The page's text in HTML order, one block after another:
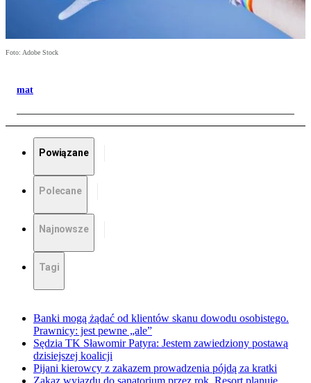
Foto: Adobe Stock
mat
Powiązane
Polecane
Najnowsze
Tagi
Banki mogą żądać od klientów skanu dowodu osobistego.
Prawnicy: jest pewne „ale”
Sędzia TK Sławomir Patyra: Jestem zawiedziony postawą
dzisiejszej koalicji
Pijani kierowcy z zakazem prowadzenia pójdą za kratki
Zakaz wyjazdu do sanatorium przez rok. Resort planuje